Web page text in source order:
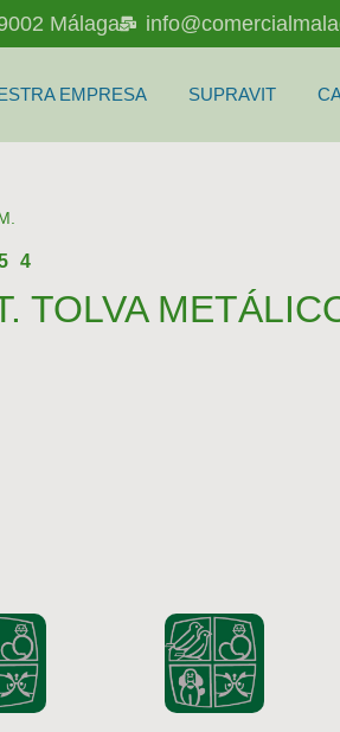
Málaga
EMPRESA SUPRAVIT
TOLVA